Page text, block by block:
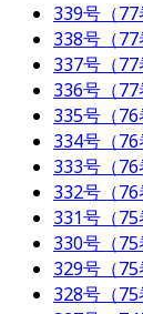
339号（
338号（77
337号（77
336号（77
335号（
334号（76
333号（76
332号（76
331号（
330号（75
329号（75
328号（75